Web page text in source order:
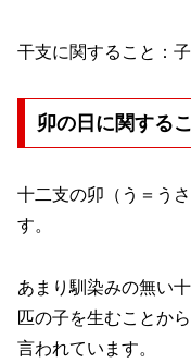
干支に関すること：
卯の日に関する
十二支の卯（う＝う
す。
あまり馴染みの無い
匹の子を生むことか
言われています。